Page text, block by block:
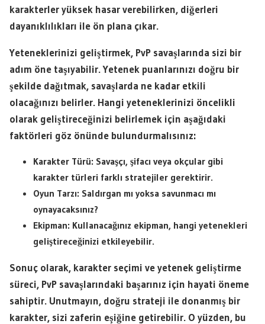
karakterler yüksek hasar verebilirken, diğerleri
dayanıklılıkları ile ön plana çıkar.
Yeteneklerinizi geliştirmek, PvP savaşlarında sizi bir
adım öne taşıyabilir.Yetenek puanlarınızı doğru bir
şekilde dağıtmak, savaşlarda ne kadar etkili
olacağınızı belirler. Hangi yeteneklerinizi öncelikli
olarak geliştireceğinizi belirlemek için aşağıdaki
faktörleri göz önünde bulundurmalısınız:
Karakter Türü: Savaşçı, şifacı veya okçular gibi
karakter türleri farklı stratejiler gerektirir.
Oyun Tarzı: Saldırgan mı yoksa savunmacı mı
oynayacaksınız?
Ekipman: Kullanacağınız ekipman, hangi yetenekleri
geliştireceğinizi etkileyebilir.
Sonuç olarak, karakter seçimi ve yetenek geliştirme
süreci, PvP savaşlarındaki başarınız için hayati öneme
sahiptir. Unutmayın, doğru strateji ile donanmış bir
karakter, sizi zaferin eşiğine getirebilir. O yüzden, bu